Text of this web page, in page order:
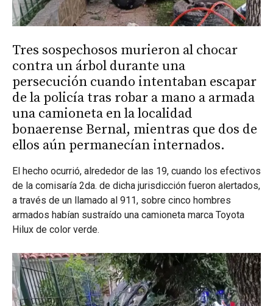
Tres sospechosos murieron al chocar
contra un árbol durante una
persecución cuando intentaban escapar
de la policía tras robar a mano a armada
una camioneta en la localidad
bonaerense Bernal, mientras que dos de
ellos aún permanecían internados.
El hecho ocurrió, alrededor de las 19, cuando los efectivos
de la comisaría 2da. de dicha jurisdicción fueron alertados,
a través de un llamado al 911, sobre cinco hombres
armados habían sustraído una camioneta marca Toyota
Hilux de color verde.